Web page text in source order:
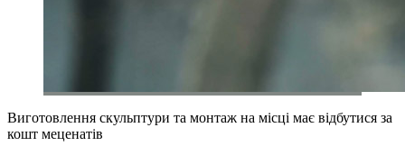
Виготовлення скульптури та монтаж на місці має відбутися за
кошт меценатів